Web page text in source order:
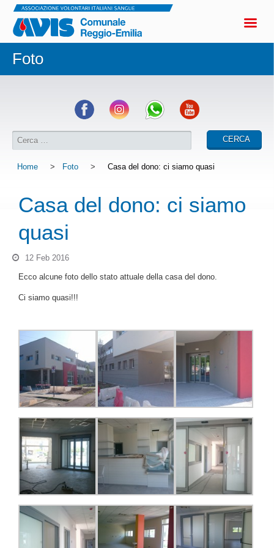
Foto
Home > Foto > Casa del dono: ci siamo quasi
Casa del dono: ci siamo
quasi
12 Feb 2016
Ecco alcune foto dello stato attuale della casa del dono.
Ci siamo quasi!!!